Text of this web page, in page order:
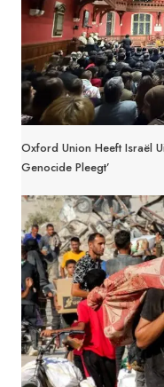
Oxford Union Heeft Israël
Genocide Pleegt’